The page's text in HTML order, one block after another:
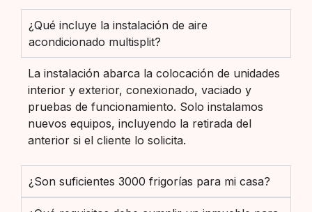
¿Qué incluye la instalación de aire
acondicionado multisplit?
La instalación abarca la colocación de unidades
interior y exterior, conexionado, vaciado y
pruebas de funcionamiento. Solo instalamos
nuevos equipos, incluyendo la retirada del
anterior si el cliente lo solicita.
¿Son suficientes 3000 frigorías para mi casa?